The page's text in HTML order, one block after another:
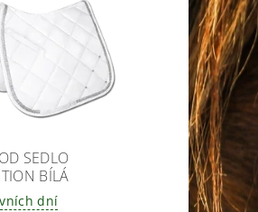
SEDLO
BÍLÁ
dní